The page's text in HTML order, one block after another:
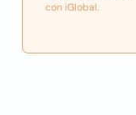
con iGlobal.